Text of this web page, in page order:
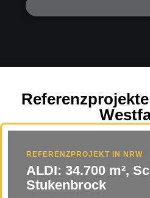
REFERENZPROJEKT IN NRW
ALDI: 34.700 m²,
Stukenbrock